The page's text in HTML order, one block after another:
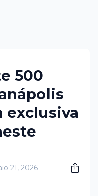
500
exclusiva
21, 2026